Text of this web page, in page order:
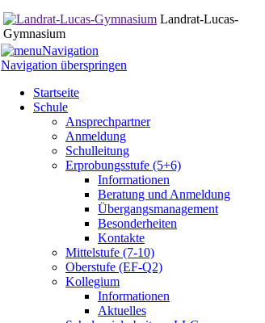
Landrat-Lucas-
Gymnasium
Navigation
Navigation überspringen
Startseite
Schule
Ansprechpartner
Anmeldung
Schulleitung
Erprobungsstufe (5+6)
Informationen
Beratung und Anmeldung
Übergangsmanagement
Besonderheiten
Kontakte
Mittelstufe (7-10)
Oberstufe (EF-Q2)
Kollegium
Informationen
Aktuelles